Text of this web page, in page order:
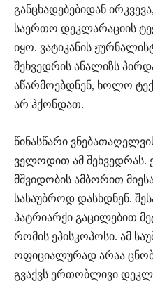
განცხადებებიდან
საერთო დეკლარაციის
იყო. ვატიკანის
შეხვედრის ანალიზს
აწარმოებდნენ, ხოლო
არ ჰქონდათ.
წინასწარი
ველოდით ამ შეხვედრას.
მშვიდობის ამბორით
სასაუბროდ დასხდნენ.
პატრიარქი გაცილებით
რომის ეპისკოპოსი. ამ
ოფიციალურად არაა
გვაქვს ერთობლივი